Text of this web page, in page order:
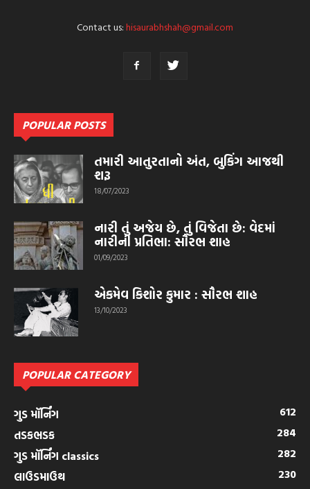
Contact us:hisaurabhshah@gmail.com
POPULAR POSTS
તમારી આતુરતાનો અંત, બુકિંગ આજથી
શરૂ
18/07/2023
નારી તું અજેય છે, તું વિજેતા છે: વેદમાં
નારીની પ્રતિભા: સૌરભ શાહ
01/09/2023
એકમેવ કિશોર કુમાર : સૌરભ શાહ
13/10/2023
POPULAR CATEGORY
ગુડ મૉર્નિંગ
612
તડકભડક
284
ગુડ મૉર્નિંગ classics
282
લાઉડમાઉથ
230